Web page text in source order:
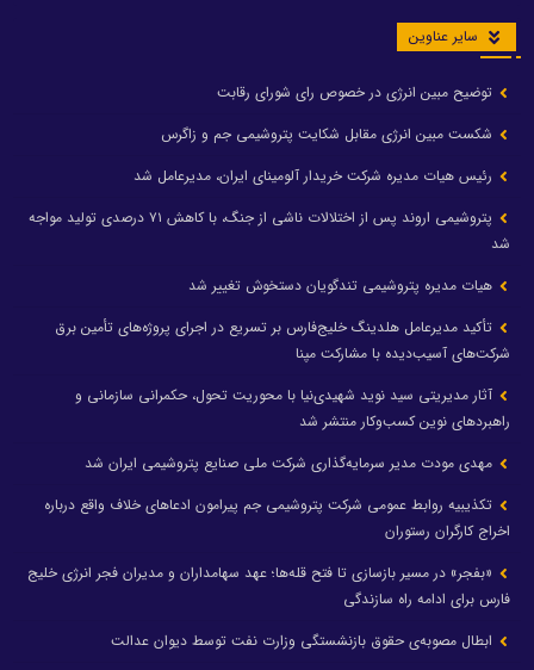
سایر عناوین
توضیح مبین انرژی در خصوص رای شورای رقابت
شکست مبین انرژی مقابل شکایت پتروشیمی جم و زاگرس
رئیس هیات مدیره شرکت خریدار آلومینای ایران، مدیرعامل شد
پتروشیمی اروند پس از اختلالات ناشی از جنگ، با کاهش ۷۱ درصدی تولید مواجه
شد
هیات مدیره پتروشیمی تندگویان دستخوش تغییر شد
تأکید مدیرعامل هلدینگ خلیج‌فارس بر تسریع در اجرای پروژه‌های تأمین برق
شرکت‌های آسیب‌دیده با مشارکت مپنا
آثار مدیریتی سید نوید شهیدی‌نیا با محوریت تحول، حکمرانی سازمانی و
راهبردهای نوین کسب‌وکار منتشر شد
مهدی مودت مدیر سرمایه‌گذاری شرکت ملی صنایع پتروشیمی ایران شد
تکذیبیه روابط عمومی شرکت پتروشیمی جم پیرامون ادعاهای خلاف واقع درباره
اخراج کارگران رستوران
«بفجر» در مسیر بازسازی تا فتح قله‌ها؛ عهد سهامداران و مدیران فجر انرژی خلیج
فارس برای ادامه راه سازندگی
ابطال مصوبه‌ی حقوق بازنشستگی وزارت نفت توسط دیوان عدالت